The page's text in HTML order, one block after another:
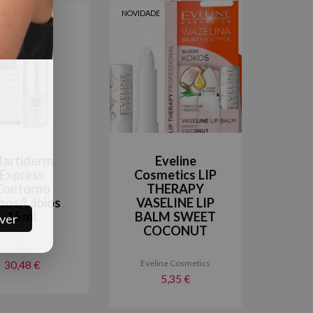
Lábios
15ml
30,48 €
NOVIDADE
Eveline
Cosmetics LIP
THERAPY
VASELINE LIP
BALM SWEET
COCONUT
Eveline Cosmetics
5,35 €